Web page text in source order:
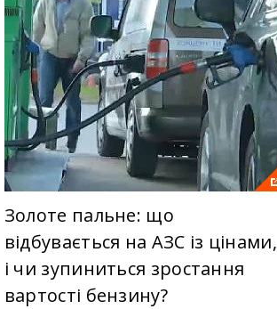
Золоте пальне: що
відбувається на АЗС із цінами,
і чи зупиниться зростання
вартості бензину?